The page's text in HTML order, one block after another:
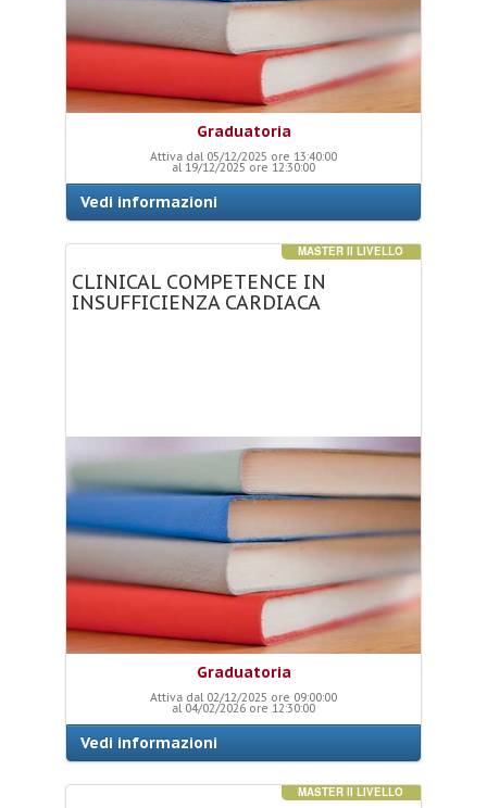
Graduatoria
Attiva dal 05/12/2025 ore 13:40:00
al 19/12/2025 ore 12:30:00
Vedi informazioni
MASTER II LIVELLO
CLINICAL COMPETENCE IN
INSUFFICIENZA CARDIACA
Graduatoria
Attiva dal 02/12/2025 ore 09:00:00
al 04/02/2026 ore 12:30:00
Vedi informazioni
MASTER II LIVELLO